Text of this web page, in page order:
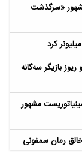
مشهور «سرگذشت
ریوز بازیگر سه‌گانه
مشهور
رمان سمفونی